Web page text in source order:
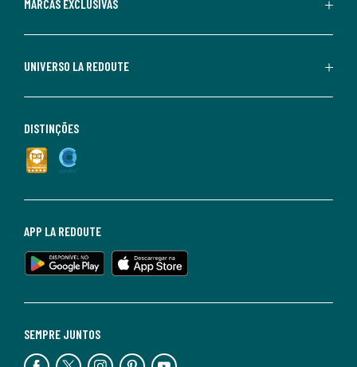
MARCAS EXCLUSIVAS
UNIVERSO LA REDOUTE
SEMPRE JUNTOS
APP LA REDOUTE
DISTINÇÕES